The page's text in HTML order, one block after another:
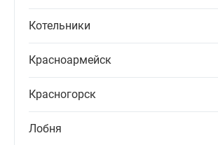
Котельники
Красноармейск
Красногорск
Лобня